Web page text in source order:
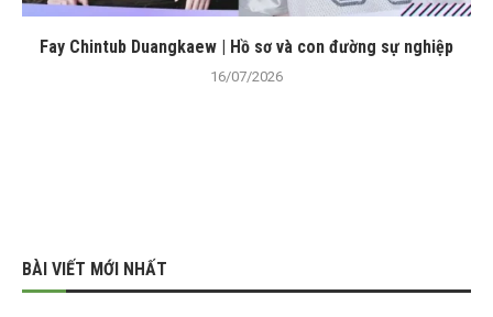
Fay Chintub Duangkaew | Hồ sơ và con đường sự nghiệp
16/07/2026
BÀI VIẾT MỚI NHẤT